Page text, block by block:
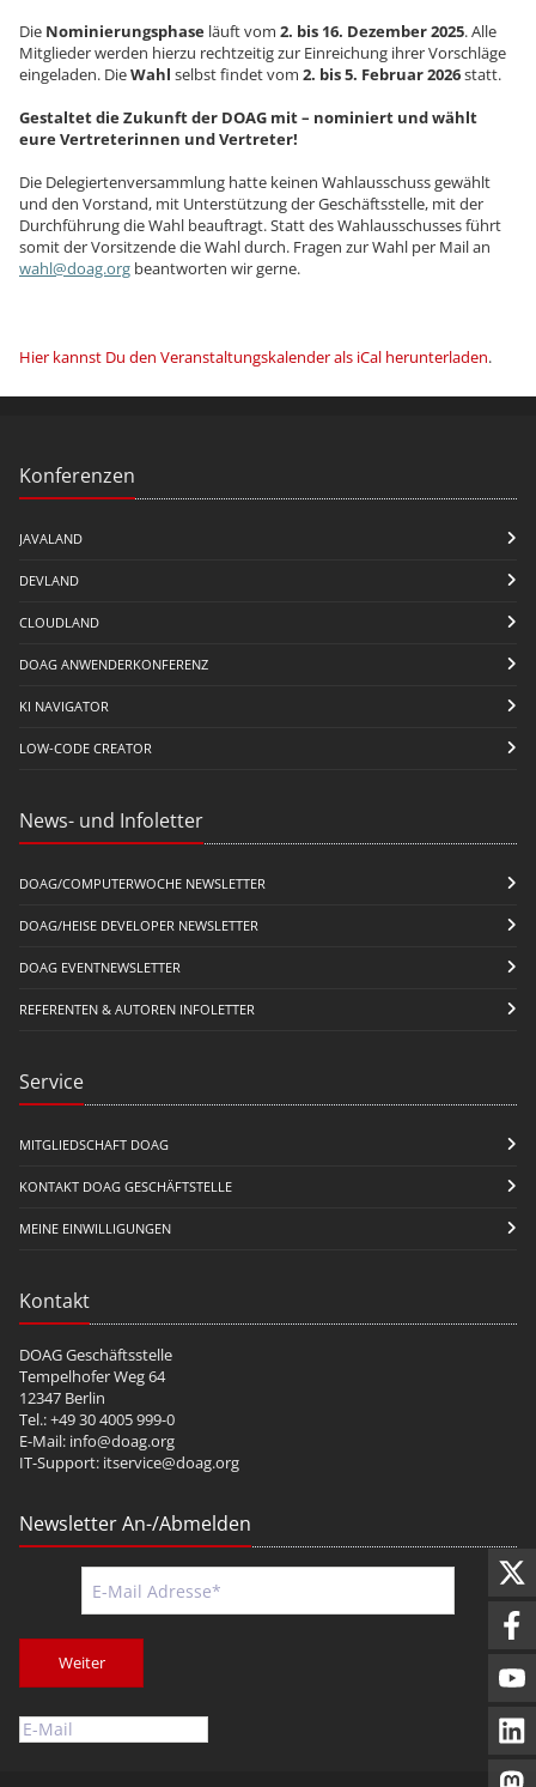
Die Nominierungsphase läuft vom 2. bis 16. Dezember 2025. Alle
Mitglieder werden hierzu rechtzeitig zur Einreichung ihrer Vorschläge
eingeladen. DieWahl selbst findet vom 2. bis 5. Februar 2026statt.
Gestaltet die Zukunft der DOAG mit – nominiert und wählt
eure Vertreterinnen und Vertreter!
Die Delegiertenversammlung hatte keinen Wahlausschuss gewählt
und den Vorstand, mit Unterstützung der Geschäftsstelle, mit der
Durchführung die Wahl beauftragt. Statt des Wahlausschusses führt
somit der Vorsitzende die Wahl durch. Fragen zur Wahl per Mail an
wahl@doag.org beantworten wir gerne.
Hier kannst Du den Veranstaltungskalender als iCal herunterladen.
Konferenzen
JAVALAND
DEVLAND
CLOUDLAND
DOAG ANWENDERKONFERENZ
KI NAVIGATOR
LOW-CODE CREATOR
News- und Infoletter
DOAG/COMPUTERWOCHE NEWSLETTER
DOAG/HEISE DEVELOPER NEWSLETTER
DOAG EVENTNEWSLETTER
REFERENTEN & AUTOREN INFOLETTER
Service
MITGLIEDSCHAFT DOAG
KONTAKT DOAG GESCHÄFTSTELLE
MEINE EINWILLIGUNGEN
Kontakt
DOAG Geschäftsstelle
Tempelhofer Weg 64
12347 Berlin
Tel.: +49 30 4005 999-0
E-Mail: info@doag.org
IT-Support: itservice@doag.org
Newsletter An-/Abmelden
Weiter